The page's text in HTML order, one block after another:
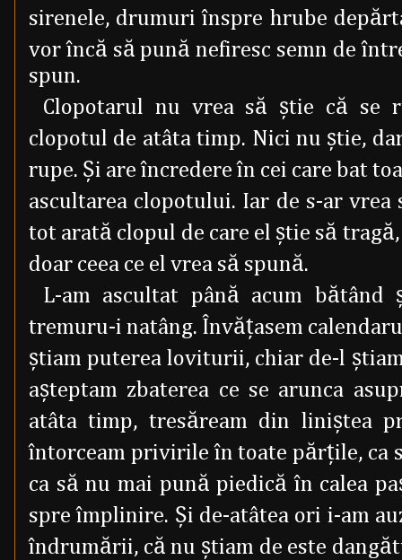
sirenele, drumuri înspre hrube
vor încă să pună nefiresc semn de
spun.
Clopotarul nu vrea să ştie că se
clopotul de atâta timp. Nici nu ştie,
rupe. Şi are încredere în cei care bat
ascultarea clopotului. Iar de s-ar vrea
tot arată clopul de care el ştie să
doar ceea ce el vrea să spună.
L-am ascultat până acum
tremuru-i natâng. Învăţasem
ştiam puterea loviturii, chiar de-l
aşteptam zbaterea ce se arunca
atâta timp, tresăream din liniştea
întorceam privirile în toate părţile, ca
ca să nu mai pună piedică în calea
spre împlinire. Şi de-atâtea ori i-am
îndrumării, că nu ştiam de este